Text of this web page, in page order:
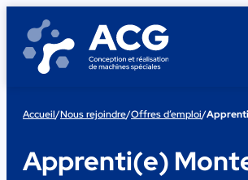
contenu
Accueil/Nous rejoindre/Offres d’emploi/
Apprenti(e)